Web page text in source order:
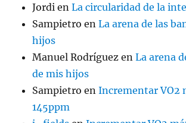
Jordi enLa circularidad de la
Sampietro enLa arena de las
hijos
Manuel Rodríguez enLa arena
de mis hijos
Sampietro enIncrementar VO2
145ppm